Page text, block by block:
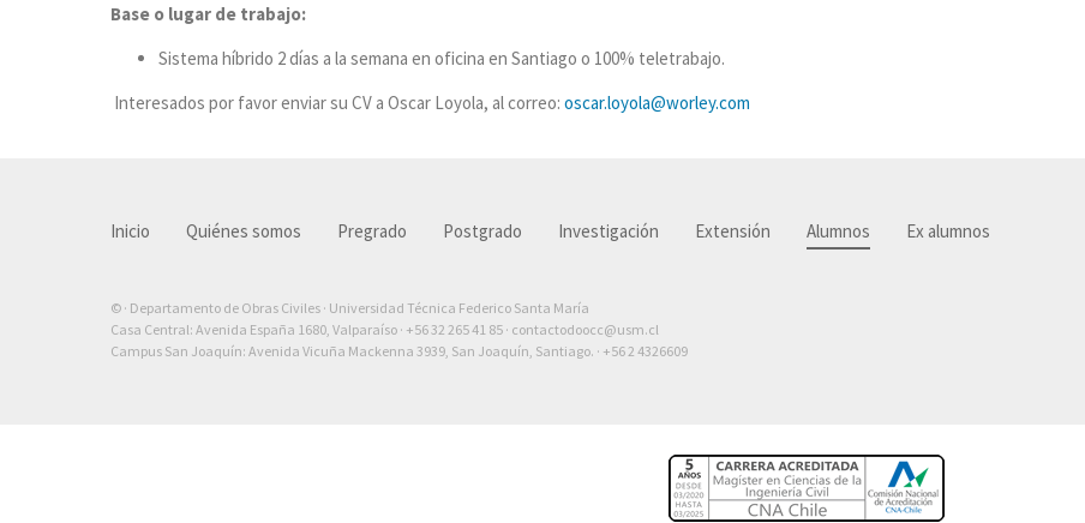
Base o lugar de trabajo:
Sistema híbrido 2 días a la semana en oficina en Santiago o 100% teletrabajo.
Interesados por favor enviar su CV a Oscar Loyola, al correo: oscar.loyola@worley.com
Inicio Quiénes somos Pregrado Postgrado Investigación Extensión Alumnos Ex alumnos
© · Departamento de Obras Civiles · Universidad Técnica Federico Santa María
Casa Central: Avenida España 1680, Valparaíso · +56 32 265 41 85 · contactodoocc@usm.cl
Campus San Joaquín: Avenida Vicuña Mackenna 3939, San Joaquín, Santiago. · +56 2 4326609